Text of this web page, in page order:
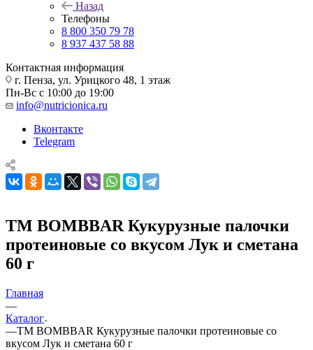
Назад
Телефоны
8 800 350 79 78
8 937 437 58 88
Контактная информация
г. Пенза, ул. Урицкого 48, 1 этаж
Пн-Вс с 10:00 до 19:00
info@nutricionica.ru
Вконтакте
Telegram
ТМ BOMBBAR Кукурузные палочки
протеиновые со вкусом Лук и сметана
60 г
Главная
—
Каталог
—ТМ BOMBBAR Кукурузные палочки протеиновые со
вкусом Лук и сметана 60 г